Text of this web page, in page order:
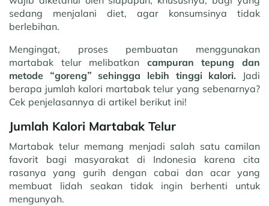
sedang menjalani diet, agar konsumsinya tidak
berlebihan.
Mengingat, proses pembuatan menggunakan
martabak telur melibatkan campuran tepung dan
metode “goreng” sehingga lebih tinggi kalori. Jadi
berapa jumlah kalori martabak telur yang sebenarnya?
Cek penjelasannya di artikel berikut ini!
Jumlah Kalori Martabak Telur
Martabak telur memang menjadi salah satu camilan
favorit bagi masyarakat di Indonesia karena cita
rasanya yang gurih dengan cabai dan acar yang
membuat lidah seakan tidak ingin berhenti untuk
mengunyah.